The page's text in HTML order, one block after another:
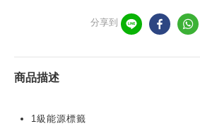
分享到
商品描述
1級能源標籤